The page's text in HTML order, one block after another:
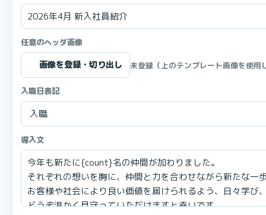
任意のヘッダ画像
画像を登録・切り出し 未登録（上のテンプレート画像を使用
入職日表記
導入文